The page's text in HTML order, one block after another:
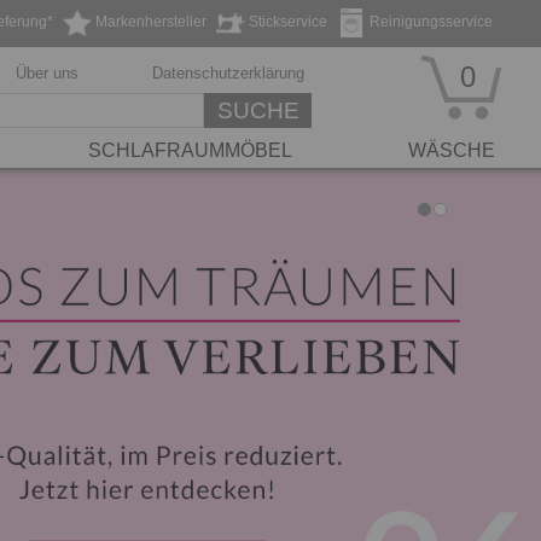
Reinigungsservice
Stickservice
Markenhersteller
Über uns Datenschutzerklärung
SUCHE
0
SCHLAFRAUMMÖBEL WÄSCHE